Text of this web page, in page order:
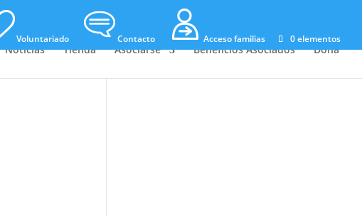
Voluntariado Contacto Acceso familias 0 elementos
Noticias Tienda Asociarse Beneficios Asociados Dona